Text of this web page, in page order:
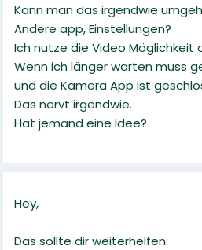
Kann man das irgendwie
Andere app, Einstellungen?
Ich nutze die Video
Wenn ich länger warten muss
und die Kamera App ist
Das nervt irgendwie.
Hat jemand eine Idee?
Hey,
Das sollte dir weiterhelfen: